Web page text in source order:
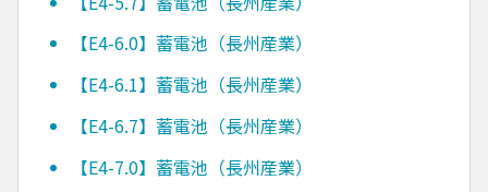
【E4-6.0】蓄電池（長州産業）
【E4-6.1】蓄電池（長州産業）
【E4-6.7】蓄電池（長州産業）
【E4-7.0】蓄電池（長州産業）